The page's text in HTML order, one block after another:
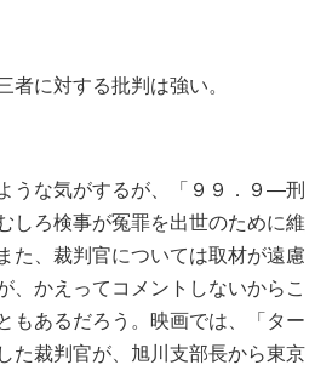
者に対する批判は強い。
うな気がするが、「９９．９―刑
しろ検事が冤罪を出世のために維
た、裁判官については取材が遠慮
、かえってコメントしないからこ
もあるだろう。映画では、「ター
た裁判官が、旭川支部長から東京